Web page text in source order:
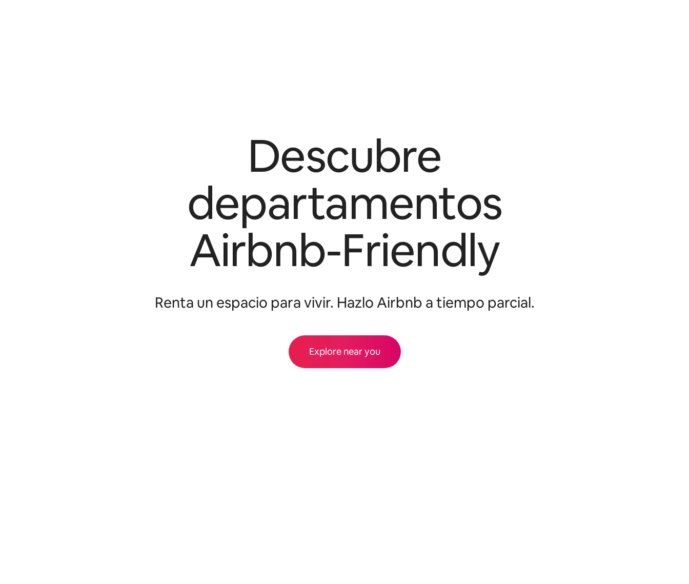
Descubre
departamentos
Airbnb-Friendly
Renta un espacio para vivir. Hazlo Airbnb a tiempo parcial.
Explore near you